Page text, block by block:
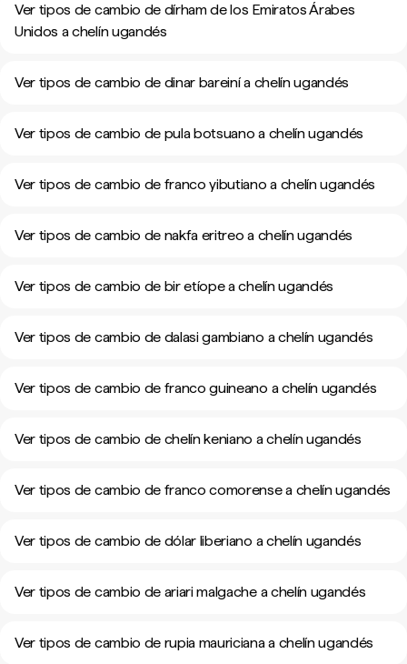
Ver tipos de cambio de dírham de los Emiratos Árabes
Unidos a chelín ugandés
Ver tipos de cambio de dinar bareiní a chelín ugandés
Ver tipos de cambio de pula botsuano a chelín ugandés
Ver tipos de cambio de franco yibutiano a chelín ugandés
Ver tipos de cambio de nakfa eritreo a chelín ugandés
Ver tipos de cambio de bir etíope a chelín ugandés
Ver tipos de cambio de dalasi gambiano a chelín ugandés
Ver tipos de cambio de franco guineano a chelín ugandés
Ver tipos de cambio de chelín keniano a chelín ugandés
Ver tipos de cambio de franco comorense a chelín ugandés
Ver tipos de cambio de dólar liberiano a chelín ugandés
Ver tipos de cambio de ariari malgache a chelín ugandés
Ver tipos de cambio de rupia mauriciana a chelín ugandés